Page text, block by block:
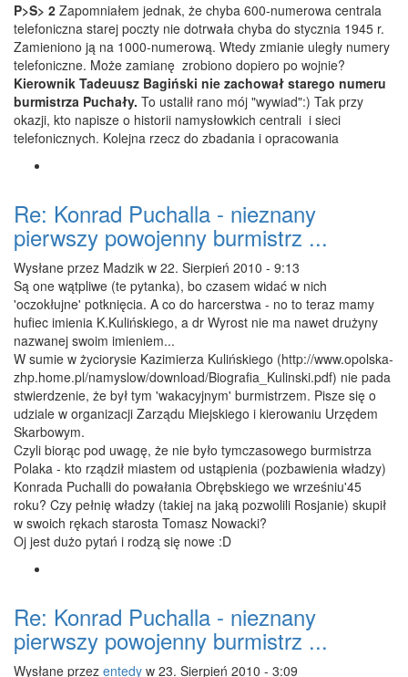
P>S> 2 Zapomniałem jednak, że chyba 600-numerowa centrala
telefoniczna starej poczty nie dotrwała chyba do stycznia 1945 r.
Zamieniono ją na 1000-numerową. Wtedy zmianie uległy numery
telefoniczne. Może zamianę zrobiono dopiero po wojnie?
Kierownik Tadeuusz Bagiński nie zachował starego numeru
burmistrza Puchały. To ustalił rano mój "wywiad":) Tak przy
okazji, kto napisze o historii namysłowkich centrali i sieci
telefonicznych. Kolejna rzecz do zbadania i opracowania
Re: Konrad Puchalla - nieznany
pierwszy powojenny burmistrz ...
Wysłane przez Madzik w 22. Sierpień 2010 - 9:13
Są one wątpliwe (te pytanka), bo czasem widać w nich
'oczokłujne' potknięcia. A co do harcerstwa - no to teraz mamy
hufiec imienia K.Kulińskiego, a dr Wyrost nie ma nawet drużyny
nazwanej swoim imieniem...
W sumie w życiorysie Kazimierza Kulińskiego (http://www.opolska-
zhp.home.pl/namyslow/download/Biografia_Kulinski.pdf) nie pada
stwierdzenie, że był tym 'wakacyjnym' burmistrzem. Pisze się o
udziale w organizacji Zarządu Miejskiego i kierowaniu Urzędem
Skarbowym.
Czyli biorąc pod uwagę, że nie było tymczasowego burmistrza
Polaka - kto rządził miastem od ustąpienia (pozbawienia władzy)
Konrada Puchalli do powałania Obrębskiego we wrześniu'45
roku? Czy pełnię władzy (takiej na jaką pozwolili Rosjanie) skupił
w swoich rękach starosta Tomasz Nowacki?
Oj jest dużo pytań i rodzą się nowe :D
Re: Konrad Puchalla - nieznany
pierwszy powojenny burmistrz ...
Wysłane przez entedy w 23. Sierpień 2010 - 3:09